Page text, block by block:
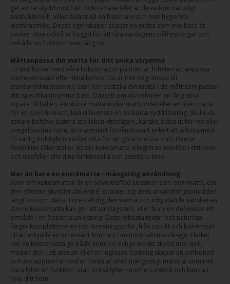
ger extra skydd mot fukt. Kokosmaterialet är dessutom naturligt
antibakteriellt, vilket bidrar till en fräschare och mer hygienisk
inomhusmiljö. Dessa egenskaper skapar en matta som inte bara är
vacker, utan också är byggd för att tåla vardagens påfrestningar och
behålla sin funktion över lång tid.
Måttanpassa din matta för ditt unika utrymme
En stor fördel med våra kokosmattor på mått är friheten att anpassa
storleken exakt efter dina behov. Du är inte begränsad till
standarddimensioner, utan kan beställa din matta i de mått som passar
ditt specifika utrymme bäst. Oavsett om du behöver en lång smal
löpare till hallen, en större matta under matbordet eller en liten matta
för en specifik nisch, kan vi leverera en skräddarsydd lösning. Skulle du
senare behöva justera storleken ytterligare, kanske skära ut för rör eller
oregelbundna hörn, är materialet förvånansvärt enkelt att arbeta med.
En vanlig hobbykniv räcker ofta för att göra precisa snitt. Denna
flexibilitet säkerställer att din kokosmatta integreras sömlöst i ditt hem
och uppfyller alla dina funktionella och estetiska krav.
Mer än bara en entrématta - mångsidig användning
Även om kokosmattan är en oöverträffad klassiker som dörrmatta, där
den effektivt skyddar din entré, sträcker sig dess användningsområden
långt bortom detta. Föreställ dig den varma och inbjudande känslan en
större kokosmatta kan ge i ett vardagsrum, eller hur den definierar ett
område i en öppen planlösning. Dess robusta textur och naturliga
färger kompletterar en rad inredningsstilar, från rustikt och bohemiskt
till att erbjuda en intressant kontrast i en minimalistisk design. I köket
kan en kokosmatta ge både komfort och praktiskt skydd mot spill,
medan den i ett uterum eller en inglasad balkong skapar en ombonad
och avslappnad atmosfär. Detta är unikt mångsidigt material som inte
bara fyller en funktion, utan också lyfter rummets estetik och känsla i
hela ditt hem.